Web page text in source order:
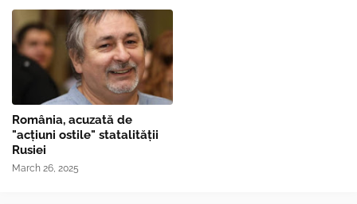
România, acuzată de
"acțiuni ostile" statalității
Rusiei
March 26, 2025